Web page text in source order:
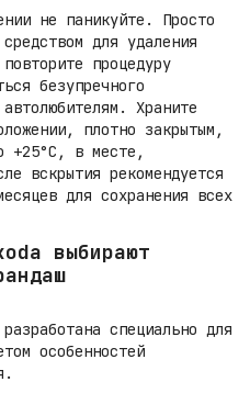
не паникуйте. Просто
для удаления
процедуру
безупречного
Храните
плотно закрытым,
+25°C, в месте,
вскрытия рекомендуется
для сохранения всех
выбирают
специально для
особенностей